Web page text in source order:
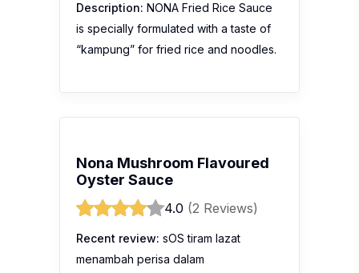
Description: NONA Fried Rice Sauce
is specially formulated with a taste of
“kampung” for fried rice and noodles.
Nona Mushroom Flavoured
Oyster Sauce
4.0 (2 Reviews)
Recent review: sOS tiram lazat
menambah perisa dalam